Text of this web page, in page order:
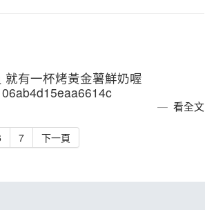
有一杯烤黃金薯鮮奶喔
看全文
7 下一頁